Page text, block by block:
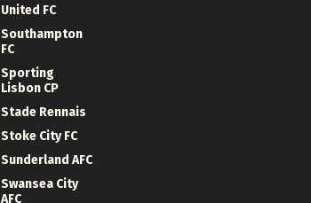
United FC
Southampton
FC
Sporting
Lisbon CP
Stade Rennais
Stoke City FC
Sunderland AFC
Swansea City
AFC